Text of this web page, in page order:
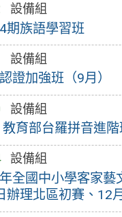
設備組
期族語學習班
設備組
證加強班（9月）
設備組
教育部台羅拼音進
設備組
全國中小學客家藝
辦理北區初賽、12